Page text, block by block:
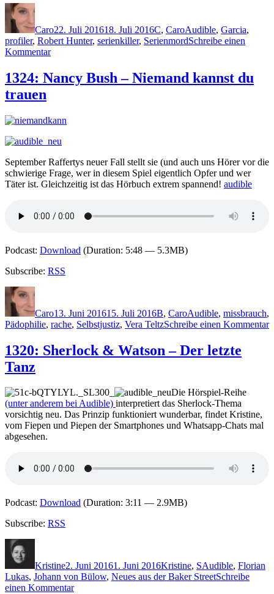
Autor
Caro22. Juli 201618. Juli 2016C, CaroAudible, Garcia,
profiler, Robert Hunter, serienkiller, SerienmordSchreibe einen
Kommentarzu
Chris
Carter
Am
Death:
Der
1324: Nancy Bush – Niemand kannst du
trauen
September Raffertys neuer Fall stellt sie (und auch uns Hörer vor die
schwierige Frage, wer in diesem Spiel eigentlich Opfer und wer
Täter ist. Gleichzeitig ist das Hörbuch extrem spannend! audible
Podcast: Download (Duration: 5:48 — 5.3MB)
Subscribe: RSS
Autor
Caro13. Juni 201615. Juli 2016B, CaroAudible, missbrauch,
Pädophilie, rache, Selbstjustiz, Vera TeltzSchreibe einen Kommentar
1320: Sherlock & Watson – Der letzte
Tanz
Die Hörspiel-Reihe
(unter anderem bei Audible) interpretiert das Sherlock-Thema
vorsichtig neu. Das Prinzip funktioniert wunderbar, findet Kristine,
vom Fiepen und Piepen der Smartphones und Whatsapp-Chats mal
abgesehen.
Podcast: Download (Duration: 3:11 — 2.9MB)
Subscribe: RSS
Kristine2. Juni 20161. Juni 2016Kristine, SAudible, Florian
Lukas, Johann von Bülow, Neues aus der Baker StreetSchreibe
einen Kommentarzu